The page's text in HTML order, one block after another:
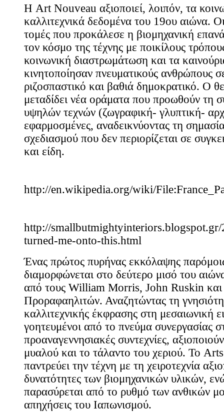
Η Art Nouveau αξιοποιεί, λοιπόν, τα
καλλιτεχνικά δεδομένα του 19ου αιώνα.
τομές που προκάλεσε η βιομηχανική
τον κόσμο της τέχνης με ποικίλους
κοινωνική διαστρωμάτωση και τα
κινητοποίησαν πνευματικούς ανθρώπους
ριζοσπαστικό και βαθιά δημοκρατικό. Ο
μεταδίδει νέα οράματα που προωθούν τη
υψηλών τεχνών (ζωγραφική- γλυπτική-
εφαρμοσμένες, αναδεικνύοντας τη
σχεδιασμού που δεν περιορίζεται σε
και είδη.
http://en.wikipedia.org/wiki/
http://
turned-me-onto-this.html
Ένας πρώτος πυρήνας εκκόλαψης
διαμορφώνεται στο δεύτερο μισό του
από τους William Morris, John Ruskin και
Προραφαηλιτών. Αναζητώντας τη
καλλιτεχνικής έκφρασης στη μεσαιωνική
γοητευμένοι από το πνεύμα συνεργασίας
προαναγεννησιακές συντεχνίες,
μυαλού και το τάλαντο του χεριού. Το
παντρεύει την τέχνη με τη χειροτεχνία
δυνατότητες των βιομηχανικών υλικών,
παρασύρεται από το ρυθμό των ανθικών
απηχήσεις του Ιαπωνισμού.